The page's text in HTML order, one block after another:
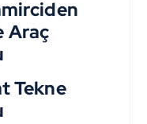
Araç
Tekne